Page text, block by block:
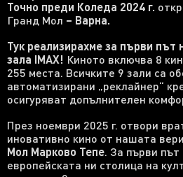
Точно преди Коледа 2024 г.
Гранд Мол – Варна.
Тук реализирахме за първи път
зала IMAX! Киното включва 8
255 места. Всичките 9 зали са
автоматизирани „реклайнер“
осигуряват допълнителен
През ноември 2025 г. отвори
иновативно кино от нашата
Мол Марково Тепе. За първи път
европейската ни столица на